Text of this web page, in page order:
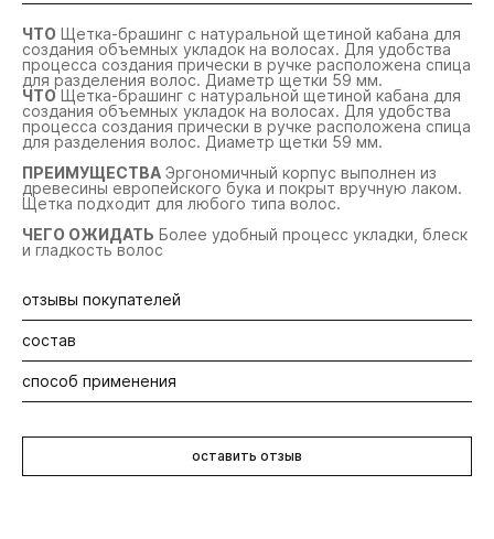
ЧТО Щетка-брашинг с натуральной щетиной кабана для
создания объемных укладок на волосах. Для удобства
процесса создания прически в ручке расположена спица
для разделения волос. Диаметр щетки 59 мм.
ЧТО Щетка-брашинг с натуральной щетиной кабана для
создания объемных укладок на волосах. Для удобства
процесса создания прически в ручке расположена спица
для разделения волос. Диаметр щетки 59 мм.
ПРЕИМУЩЕСТВА Эргономичный корпус выполнен из
древесины европейского бука и покрыт вручную лаком.
Щетка подходит для любого типа волос.
ЧЕГО ОЖИДАТЬ Более удобный процесс укладки, блеск
и гладкость волос
отзывы покупателей
Будьте первыми! Оставьте отзыв об этом продукте
состав
Древесина европейского бука, щетина натурального
кабана.
способ применения
волос и направьте тепло от фена на основание щетки.
Сохраняя равномерное натяжение и положение фена,
оставить отзыв